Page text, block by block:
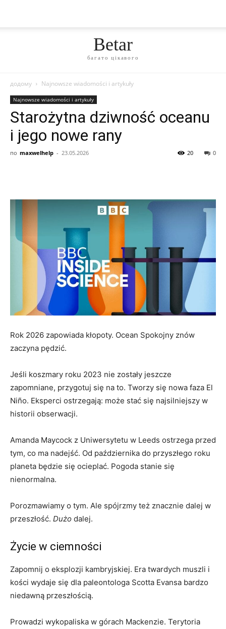
Betar
багато цікавого
додому Najnowsze wiadomości i artykuły
Najnowsze wiadomości i artykuły
Starożytna dziwność oceanu
i jego nowe rany
по maxwelhelp - 23.05.2026 0
20
Rok 2026 zapowiada kłopoty. Ocean Spokojny znów
zaczyna pędzić.
Jeśli koszmary roku 2023 nie zostały jeszcze
zapomniane, przygotuj się na to. Tworzy się nowa faza El
Niño. Eksperci ostrzegają: może stać się najsilniejszy w
historii obserwacji.
Amanda Maycock z Uniwersytetu w Leeds ostrzega przed
tym, co ma nadejść. Od października do przyszłego roku
planeta będzie się ocieplać. Pogoda stanie się
nienormalna.
Porozmawiamy o tym. Ale spójrzmy też znacznie dalej w
przeszłość. Dużo dalej.
Życie w ciemności
Zapomnij o eksplozji kambryjskiej. Era twardych muszli i
kości wydaje się dla paleontologa Scotta Evansa bardzo
niedawną przeszłością.
Prowadzi wykopaliska w górach Mackenzie. Terytoria